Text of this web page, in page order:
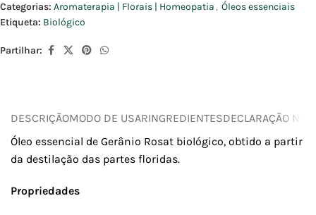
Categorias: Aromaterapia | Florais | Homeopatia , Óleos essenciais
Etiqueta: Biológico
Partilhar:
DESCRIÇÃOMODO DE USARINGREDIENTESDECLARAÇÃO
Óleo essencial de Gerânio Rosat biológico, obtido a partir
da destilação das partes floridas.
Propriedades